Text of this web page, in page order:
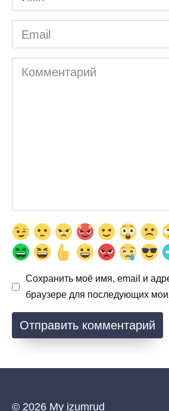
*
Email
*
Комментарий
Сохранить моё имя, email и
браузере для последующих
© 2026 My izumrud